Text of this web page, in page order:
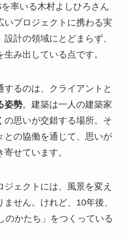
率いる木村よしひろさん
いプロジェクトに携わる実
計の領域にとどまらず、
み出している点です。
するのは、クライアントと
姿勢。建築は一人の建築家
の思いが交錯する場所。そ
との協働を通じて、思いが
せています。
ェクトには、風景を変え
せん。けれど、10年後、
のかたち」をつくっている